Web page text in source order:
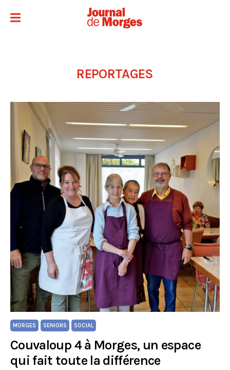
REPORTAGES
MORGES SENIORS SOCIAL
Couvaloup 4 à Morges, un espace
qui fait toute la différence